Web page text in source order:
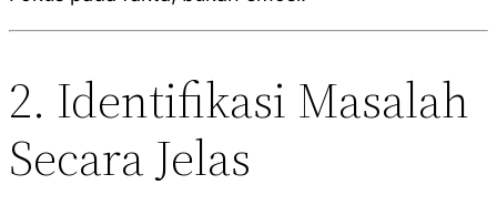
2. Identifikasi Masalah
Secara Jelas